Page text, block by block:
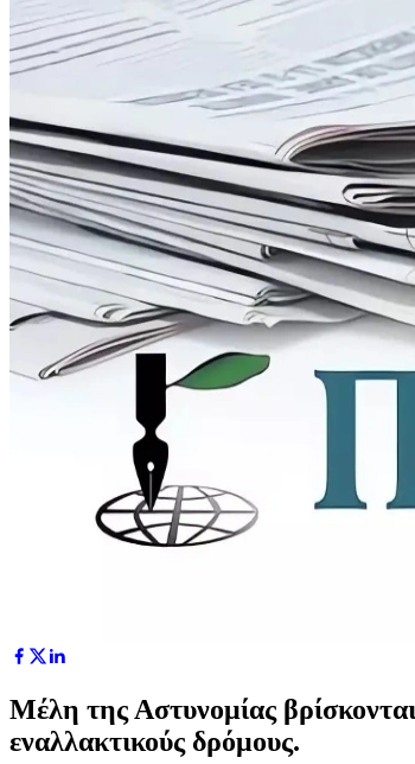
Μέλη της Αστυνομίας
εναλλακτικούς δρόμους.